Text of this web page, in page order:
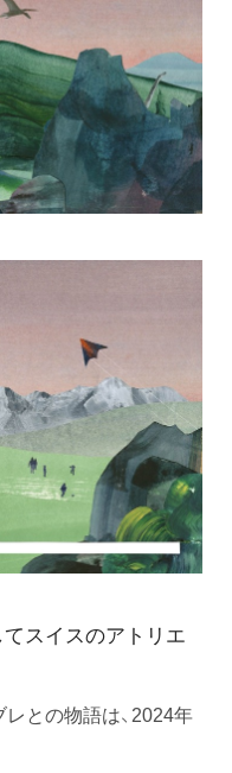
スイスのアトリエ
との物語は、2024年